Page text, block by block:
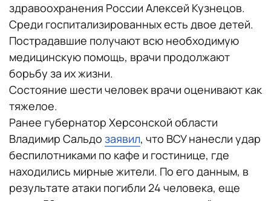
здравоохранения России Алексей Кузнецов.
Среди госпитализированных есть двое детей.
Пострадавшие получают всю необходимую
медицинскую помощь, врачи продолжают
борьбу за их жизни.
Состояние шести человек врачи оценивают как
тяжелое.
Ранее губернатор Херсонской области
Владимир Сальдо заявил, что ВСУ нанесли удар
беспилотниками по кафе и гостинице, где
находились мирные жители. По его данным, в
результате атаки погибли 24 человека, еще